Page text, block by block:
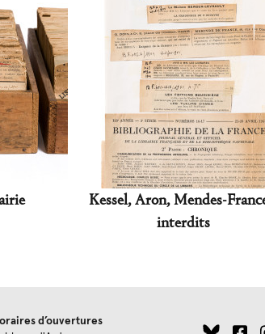
Kessel, Aron, Mendes-
interdits
d’ouvertures